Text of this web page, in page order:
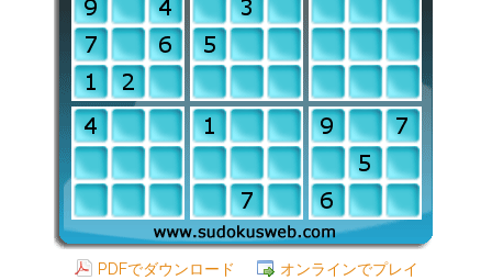
PDFでダウンロード
オンラインでプレイ